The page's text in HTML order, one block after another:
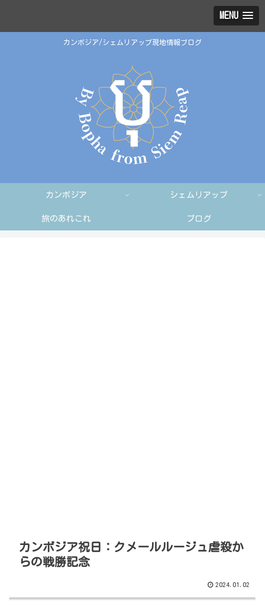
MENU
カンボジア/シェムリアップ現地情報ブログ
カンボジア シェムリアップ
旅のあれこれ ブログ
カンボジア祝日：クメールルージュ虐殺か
らの戦勝記念
2024.01.02